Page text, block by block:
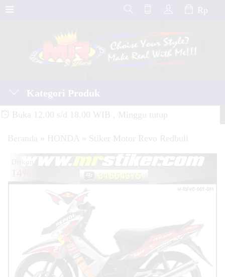
Rp
Kategori Produk
Buka 12.00 s/d 18.00 WIB , Minggu tutup
Beranda » HONDA » Stiker Motor Revo Redbull
Diskon